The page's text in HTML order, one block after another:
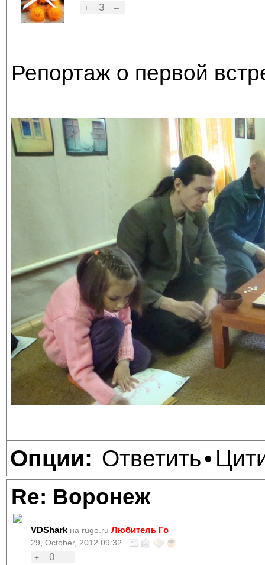
+
3 –
Репортаж о первой
Опции: Ответить•
Re: Воронеж
VDShark на rugo.ru Любитель Го
29, October, 2012 09:32
+
0 –